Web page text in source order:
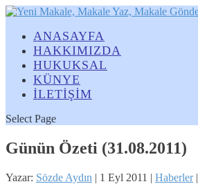
ANASAYFA
HAKKIMIZDA
HUKUKSAL
KÜNYE
İLETİŞİM
Select Page
Günün Özeti (31.08.2011)
Yazar: Sözde Aydın | 1 Eyl 2011 | Haberler|